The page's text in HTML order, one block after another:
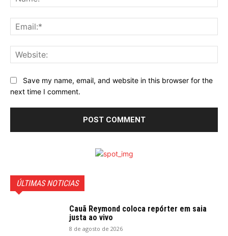
Save my name, email, and website in this browser for the
next time I comment.
ÚLTIMAS NOTICIAS
Cauã Reymond coloca repórter em saia
justa ao vivo
8 de agosto de 2026